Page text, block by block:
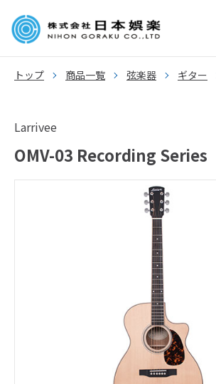
トップ 商品一覧 弦楽器 ギター
Larrivee
OMV-03 Recording Series